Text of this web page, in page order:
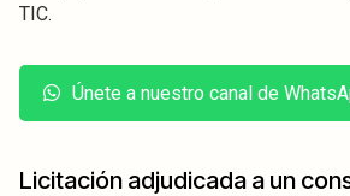
TIC.
Únete a nuestro canal de
Licitación adjudicada a un